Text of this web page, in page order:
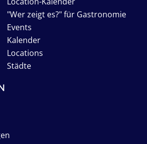
"Wer zeigt es?" für Gastronomie
Events
Kalender
Locations
Städte